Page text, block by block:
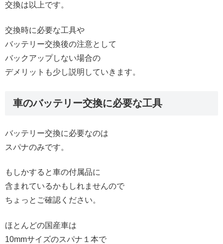
交換は以上です。
交換時に必要な工具や
バッテリー交換後の注意として
バックアップしない場合の
デメリットも少し説明していきます。
車のバッテリー交換に必要な工具
バッテリー交換に必要なのは
スパナのみです。
もしかすると車の付属品に
含まれているかもしれませんので
ちょっとご確認ください。
ほとんどの国産車は
10mmサイズのスパナ１本で